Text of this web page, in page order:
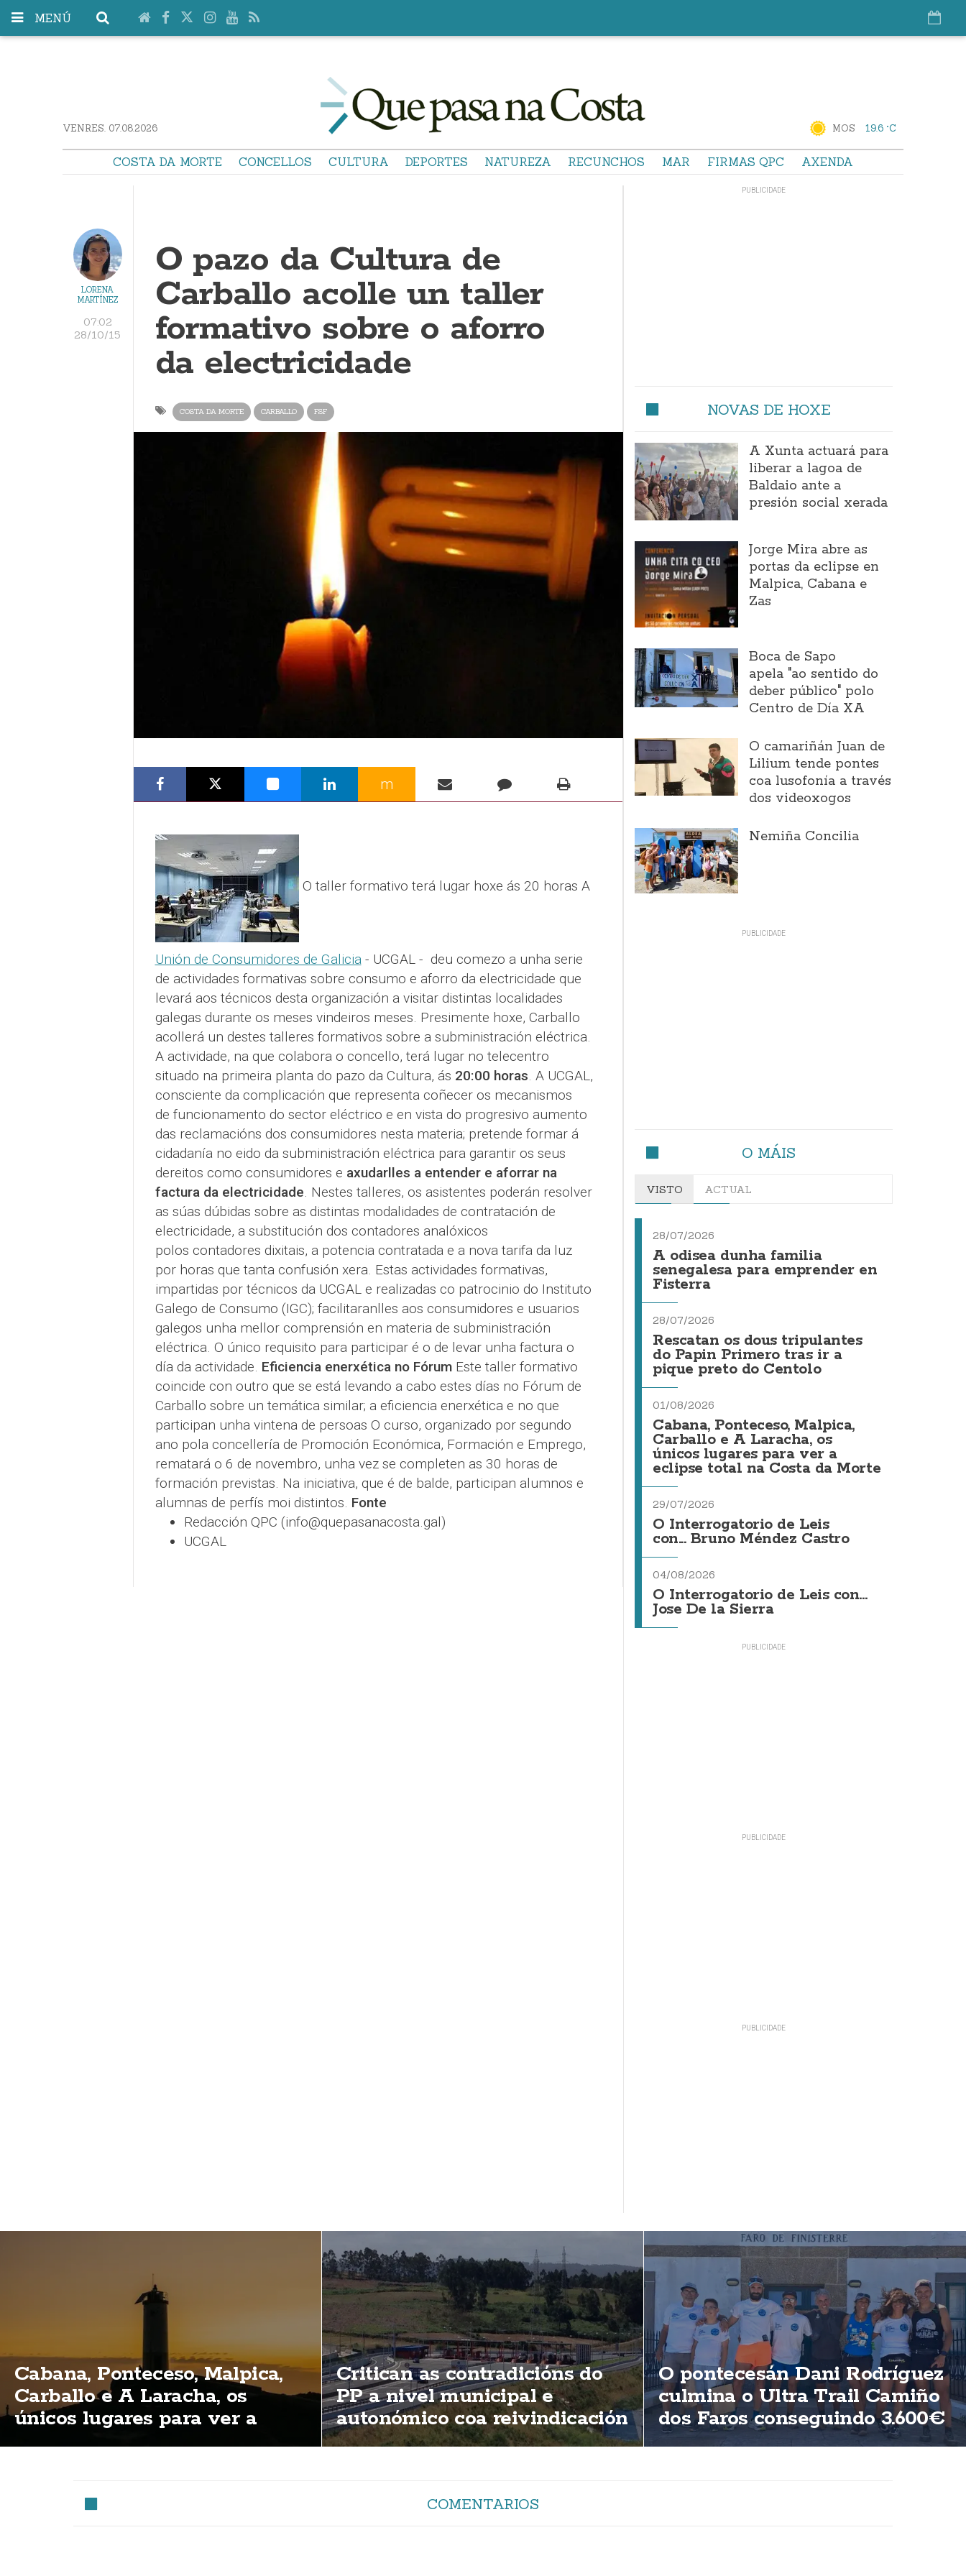
MENÚ
VENRES. 07.08.2026 MOS 19.6 °C
COSTA DA MORTE CONCELLOS CULTURA DEPORTES NATUREZA RECUNCHOS MAR FIRMAS QPC AXENDA
LORENA
MARTÍNEZ
07:02
28/10/15
O pazo da Cultura de
Carballo acolle un taller
formativo sobre o aforro
da electricidade
COSTA DA MORTE CARBALLO FSF
m
O taller formativo terá lugar hoxe ás 20 horas A
Unión de Consumidores de Galicia- UCGAL - deu comezo a unha serie
de actividades formativas sobre consumo e aforro da electricidade que
levará aos técnicos desta organización a visitar distintas localidades
galegas durante os meses vindeiros meses. Presimente hoxe, Carballo
acollerá un destes talleres formativos sobre a subministración eléctrica.
A actividade, na que colabora o concello, terá lugar no telecentro
situado na primeira planta do pazo da Cultura, ás 20:00 horas. A UCGAL,
consciente da complicación que representa coñecer os mecanismos
de funcionamento do sector eléctrico e en vista do progresivo aumento
das reclamacións dos consumidores nesta materia; pretende formar á
cidadanía no eido da subministración eléctrica para garantir os seus
dereitos como consumidores e axudarlles a entender e aforrar na
factura da electricidade. Nestes talleres, os asistentes poderán resolver
as súas dúbidas sobre as distintas modalidades de contratación de
electricidade, a substitución dos contadores analóxicos
polos contadores dixitais, a potencia contratada e a nova tarifa da luz
por horas que tanta confusión xera. Estas actividades formativas,
impartidas por técnicos da UCGAL e realizadas co patrocinio do Instituto
Galego de Consumo (IGC); facilitaranlles aos consumidores e usuarios
galegos unha mellor comprensión en materia de subministración
eléctrica. O único requisito para participar é o de levar unha factura o
día da actividade. Eficiencia enerxética no FórumEste taller formativo
coincide con outro que se está levando a cabo estes días no Fórum de
Carballo sobre un temática similar; a eficiencia enerxética e no que
participan unha vintena de persoas O curso, organizado por segundo
ano pola concellería de Promoción Económica, Formación e Emprego,
rematará o 6 de novembro, unha vez se completen as 30 horas de
formación previstas. Na iniciativa, que é de balde, participan alumnos e
alumnas de perfís moi distintos. Fonte
Redacción QPC (info@quepasanacosta.gal)
UCGAL
NOVAS DE HOXE
A Xunta actuará para
liberar a lagoa de
Baldaio ante a
presión social xerada
Jorge Mira abre as
portas da eclipse en
Malpica, Cabana e
Zas
Boca de Sapo
apela "ao sentido do
deber público" polo
Centro de Día XA
O camariñán Juan de
Lilium tende pontes
coa lusofonía a través
dos videoxogos
Nemiña Concilia
O MÁIS
VISTO ACTUAL
28/07/2026
A odisea dunha familia
senegalesa para emprender en
Fisterra
28/07/2026
Rescatan os dous tripulantes
do Papin Primero tras ir a
pique preto do Centolo
01/08/2026
Cabana, Ponteceso, Malpica,
Carballo e A Laracha, os
únicos lugares para ver a
eclipse total na Costa da Morte
29/07/2026
O Interrogatorio de Leis
con... Bruno Méndez Castro
04/08/2026
O Interrogatorio de Leis con...
Jose De la Sierra
Cabana, Ponteceso, Malpica,
Carballo e A Laracha, os
únicos lugares para ver a
eclipse total na Costa da
Critican as contradicións do
PP a nivel municipal e
autonómico coa reivindicación
de elimininación das peaxes
O pontecesán Dani Rodríguez
culmina o Ultra Trail Camiño
dos Faros conseguindo 3.600€
para ASFEGA
COMENTARIOS